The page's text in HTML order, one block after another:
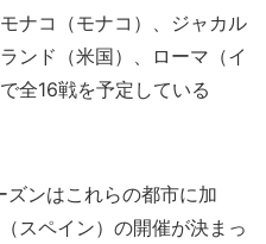
ナコ（モナコ）、ジャカル
ンド（米国）、ローマ（イ
全16戦を予定している
ンはこれらの都市に加
スペイン）の開催が決まっ